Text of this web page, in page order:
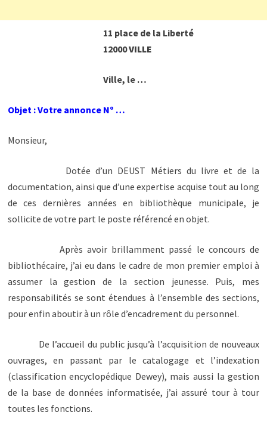
11 place de la Liberté
12000VILLE
Ville, le …
Objet : Votre annonce Nº …
Monsieur,
Dotée d’un DEUST Métiers du livre et de la
documentation, ainsi que d’une expertise acquise tout au long
de ces dernières années en bibliothèque municipale, je
sollicite de votre part le poste référencé en objet.
Après avoir brillamment passé le concours de
bibliothécaire, j’ai eu dans le cadre de mon premier emploi à
assumer la gestion de la section jeunesse. Puis, mes
responsabilités se sont étendues à l’ensemble des sections,
pour enfin aboutir à un rôle d’encadrement du personnel.
De l’accueil du public jusqu’à l’acquisition de nouveaux
ouvrages, en passant par le catalogage et l’indexation
(classification encyclopédique Dewey), mais aussi la gestion
de la base de données informatisée, j’ai assuré tour à tour
toutes les fonctions.